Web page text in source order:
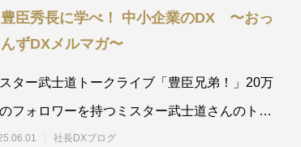
臣秀長に学べ！ 中小企業のDX 〜おっ
ずDXメルマガ〜
スター武士道トークライブ「豊臣兄弟！」20万
フォロワーを持つミスター武士道さんのトー
イブ参加しました。
社長DXブログ